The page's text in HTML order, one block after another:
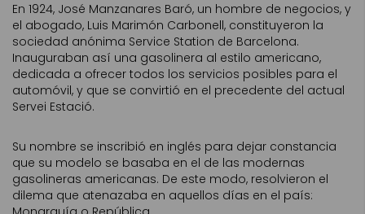
En 1924, José Manzanares Baró, un hombre de negocios, y
el abogado, Luis Marimón Carbonell, constituyeron la
sociedad anónima Service Station de Barcelona.
Inauguraban así una gasolinera al estilo americano,
dedicada a ofrecer todos los servicios posibles para el
automóvil, y que se convirtió en el precedente del actual
Servei Estació.
Su nombre se inscribió en inglés para dejar constancia
que su modelo se basaba en el de las modernas
gasolineras americanas. De este modo, resolvieron el
dilema que atenazaba en aquellos días en el país: